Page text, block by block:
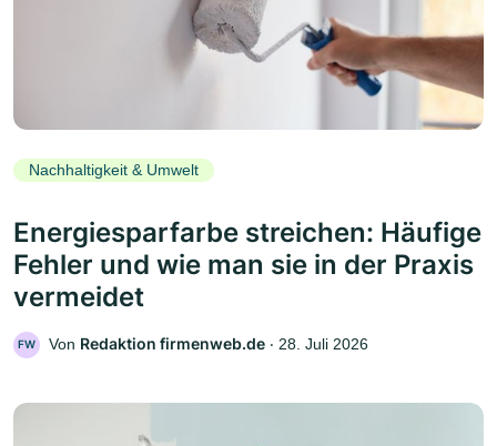
Nachhaltigkeit & Umwelt
Energiesparfarbe streichen: Häufige
Fehler und wie man sie in der Praxis
vermeidet
FW Von Redaktion firmenweb.de ‧ 28. Juli 2026